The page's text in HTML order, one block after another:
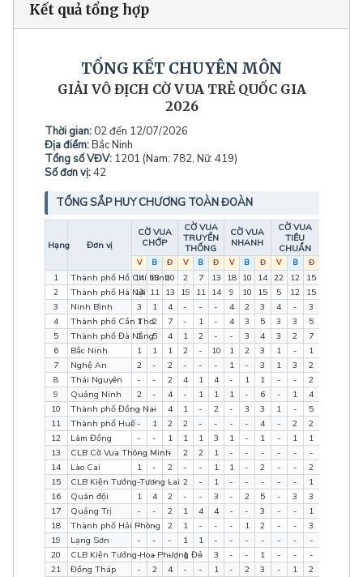
Kết quả tổng hợp
TỔNG KẾT CHUYÊN MÔN
GIẢI VÔ ĐỊCH CỜ VUA TRẺ QUỐC GIA
2026
Thời gian:02 đến 12/07/2026
Địa điểm:Bắc Ninh
Tổng số VĐV:1201 (Nam: 782, Nữ: 419)
Số đơn vị:42
TỔNG SẮP HUY CHƯƠNG TOÀN ĐOÀN
Hạng Đơn vị
CỜ VUA
CHỚP
CỜ VUA
TRUYỀN
THỐNG
CỜ VUA
NHANH
CỜ VUA
TIÊU
CHUẨN
V B Đ V B Đ V B Đ V B Đ
1
Thành phố Hồ Chí Minh
14 13 20 2 7 13 18 10 14 22 12 15
2
Thành phố Hà Nội
14 11 13 19 11 14 9 10 15 5 12 15
3
Ninh Bình 3 1 4 - - - 4 2 3 4 - 3
4
Thành phố Cần Thơ
1 2 7 - 1 - 4 3 5 3 3 5
5
Thành phố Đà Nẵng
1 5 4 1 2 - - 3 4 3 2 7
6
Bắc Ninh 1 1 1 2 - 10 1 2 3 1 - 1
7
Nghệ An 2 - 2 - - - 1 - 3 1 3 2
8
Thái Nguyên - - 2 4 1 4 - 1 1 - - 2
9
Quảng Ninh 2 - 4 - 1 1 1 - 6 - 1 4
10
Thành phố Đồng Nai
- - 4 1 - 2 - 3 3 1 - 5
11
Thành phố Huế- 1 2 2 - - - - 4 - 2 2
12
Lâm Đồng - - 1 1 1 3 1 - 1 - 1 1
13
CLB Cờ Vua Thông Minh
- - - 2 2 1 - - - - - -
14
Lào Cai 1 - 2 - - 1 1 - 2 - - 2
15
CLB Kiện Tướng Tương Lai
- - - 2 - 1 - - - - - 1
16
Quân đội 1 4 2 - - 3 - 2 5 - 3 3
17
Quảng Trị - - 2 1 4 4 - - 3 - - 1
18
Thành phố Hải Phòng
- - 2 1 - - - 1 2 - - 3
19
Lạng Sơn - - - 1 1 - - - - - - -
20
CLB Kiện Tướng Hoa Phượng Đỏ
- - - 1 - 3 - - 1 - - -
21
Đồng Tháp - 2 4 - - 1 - 2 3 - 1 2